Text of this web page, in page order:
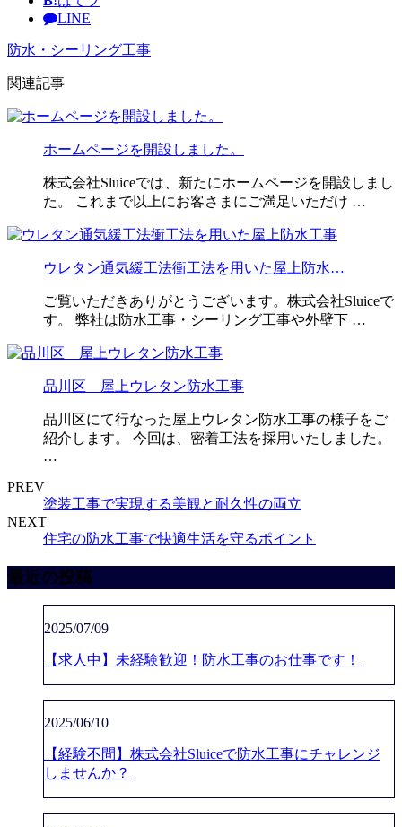
LINE
防水・シーリング工事
関連記事
ホームページを開設しました。
株式会社Sluiceでは、新たにホームページを開設しまし
た。 これまで以上にお客さまにご満足いただけ …
ウレタン通気緩工法衝工法を用いた屋上防水…
ご覧いただきありがとうございます。株式会社Sluiceで
す。 弊社は防水工事・シーリング工事や外壁下 …
品川区 屋上ウレタン防水工事
品川区にて行なった屋上ウレタン防水工事の様子をご
紹介します。 今回は、密着工法を採用いたしました。
…
PREV
塗装工事で実現する美観と耐久性の両立
NEXT
住宅の防水工事で快適生活を守るポイント
最近の投稿
2025/07/09
【求人中】未経験歓迎！防水工事のお仕事です！
2025/06/10
【経験不問】株式会社Sluiceで防水工事にチャレンジ
しませんか？